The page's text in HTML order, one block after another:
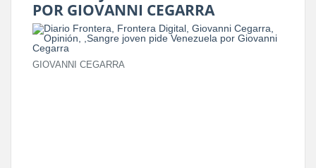
POR GIOVANNI CEGARRA
GIOVANNI CEGARRA